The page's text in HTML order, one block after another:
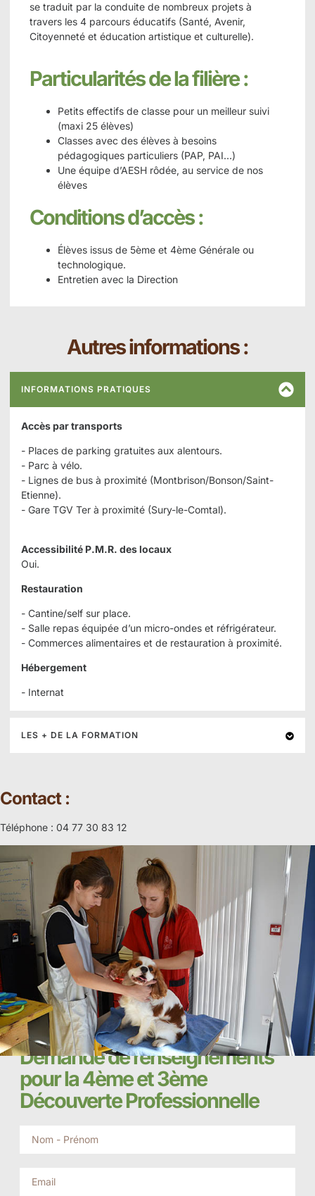
se traduit par la conduite de nombreux projets à
travers les 4 parcours éducatifs (Santé, Avenir,
Citoyenneté et éducation artistique et culturelle).
Particularités de la filière :
Petits effectifs de classe pour un meilleur suivi
(maxi 25 élèves)
Classes avec des élèves à besoins
pédagogiques particuliers (PAP, PAI…)
Une équipe d’AESH rôdée, au service de nos
élèves
Conditions d’accès :
Élèves issus de 5ème et 4ème Générale ou
technologique.
Entretien avec la Direction
Autres informations :
INFORMATIONS PRATIQUES
Accès par transports
- Places de parking gratuites aux alentours.
- Parc à vélo.
- Lignes de bus à proximité (Montbrison/Bonson/Saint-
Etienne).
- Gare TGV Ter à proximité (Sury-le-Comtal).
Accessibilité P.M.R. des locaux
Oui.
Restauration
- Cantine/self sur place.
- Salle repas équipée d’un micro-ondes et réfrigérateur.
- Commerces alimentaires et de restauration à proximité.
Hébergement
- Internat
LES + DE LA FORMATION
Demande de renseignements
pour la 4ème et 3ème
Découverte Professionnelle
Contact :
Téléphone : 04 77 30 83 12